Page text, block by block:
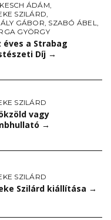
ÁDÁM,
SZILÁRD,
GÁBOR, SZABÓ ÁBEL,
GYÖRGY
éves a Strabag
Díj →
SZILÁRD
vagy
→
SZILÁRD
Szilárd kiállítása →